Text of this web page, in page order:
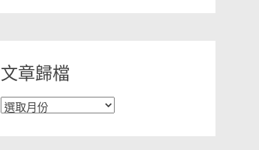
文章歸檔
文